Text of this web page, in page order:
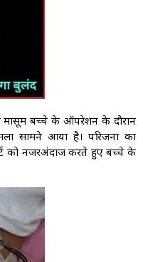
बच्चे के ऑपरेशन के दौरान
सामने आया है। परिजनों का
को नजरअंदाज करते हुए बच्चे के